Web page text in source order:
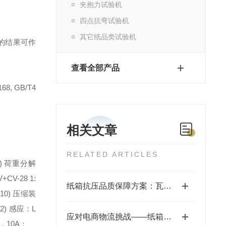
夹抱力试验机
四点抗弯试验机
其它纸品类试验机
查看全部产品
相关文章
RELATED ARTICLES
纸箱抗压品质保障方案：瓦楞纸箱抗压强度与堆码性能检测
应对电商物流挑战——纸箱抗压强度测试对饮料线上销售的影响
结果可作
GB/T4
荷重分解
28 1:
10) 压缩装
感应：L
10A；